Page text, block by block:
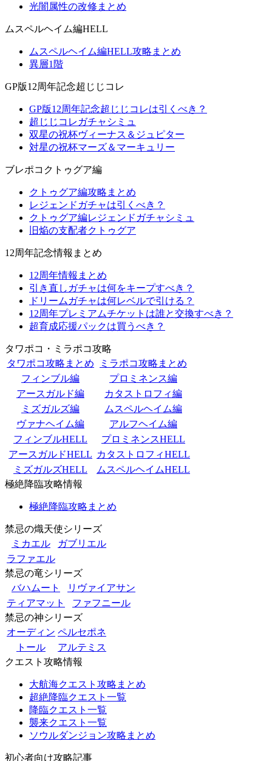
光闇属性の改修まとめ
ムスペルヘイム編HELL
ムスペルヘイム編HELL攻略まとめ
異層1階
GP版12周年記念超じじコレ
GP版12周年記念超じじコレは引くべき？
超じじコレガチャシミュ
双星の祝杯ヴィーナス＆ジュピター
対星の祝杯マーズ＆マーキュリー
ブレポコクトゥグア編
クトゥグア編攻略まとめ
レジェンドガチャは引くべき？
クトゥグア編レジェンドガチャシミュ
旧焔の支配者クトゥグア
12周年記念情報まとめ
12周年情報まとめ
引き直しガチャは何をキープすべき？
ドリームガチャは何レベルで引ける？
12周年プレミアムチケットは誰と交換すべき？
超育成応援パックは買うべき？
タワポコ・ミラポコ攻略
タワポコ攻略まとめ
ミラポコ攻略まとめ
フィンブル編
プロミネンス編
アースガルド編
カタストロフィ編
ミズガルズ編
ムスペルヘイム編
ヴァナヘイム編
アルフヘイム編
フィンブルHELL
プロミネンスHELL
アースガルドHELL カタストロフィHELL
ミズガルズHELL
ムスペルヘイムHELL
極絶降臨攻略情報
極絶降臨攻略まとめ
禁忌の熾天使シリーズ
ミカエル
ガブリエル
ラファエル
禁忌の竜シリーズ
バハムート
リヴァイアサン
ティアマット
ファフニール
禁忌の神シリーズ
オーディン ペルセポネ
トール
アルテミス
クエスト攻略情報
大航海クエスト攻略まとめ
超絶降臨クエスト一覧
降臨クエスト一覧
襲来クエスト一覧
ソウルダンジョン攻略まとめ
初心者向け攻略記事